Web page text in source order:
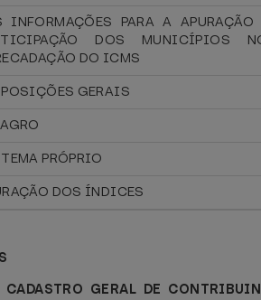
INFORMAÇÕES PARA A
DOS MUNICÍPIOS
DO ICMS
GERAIS
PRÓPRIO
DOS ÍNDICES
GERAL DE